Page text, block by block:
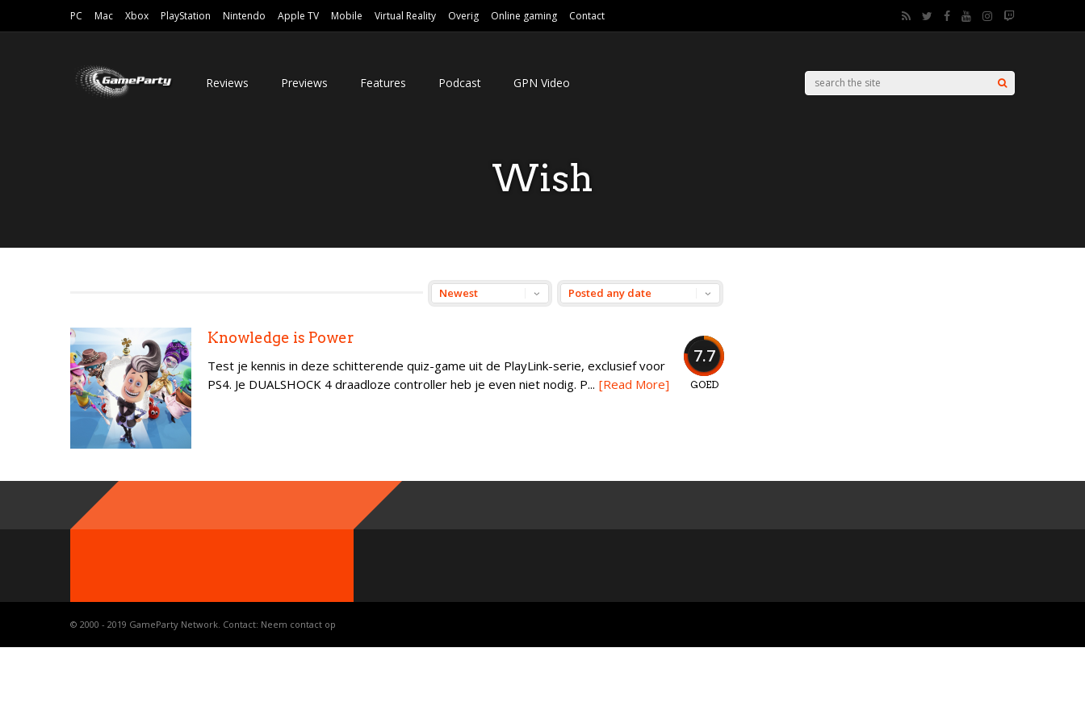
PC Mac Xbox PlayStation Nintendo Apple TV Mobile Virtual Reality Overig Online gaming Contact
Reviews Previews Features Podcast GPN Video
Wish
7.7
GOED
Knowledge is Power
Test je kennis in deze schitterende quiz-game uit de PlayLink-serie, exclusief voor
PS4. Je DUALSHOCK 4 draadloze controller heb je even niet nodig. P... [Read More]
© 2000 - 2019 GameParty Network. Contact: Neem contact op